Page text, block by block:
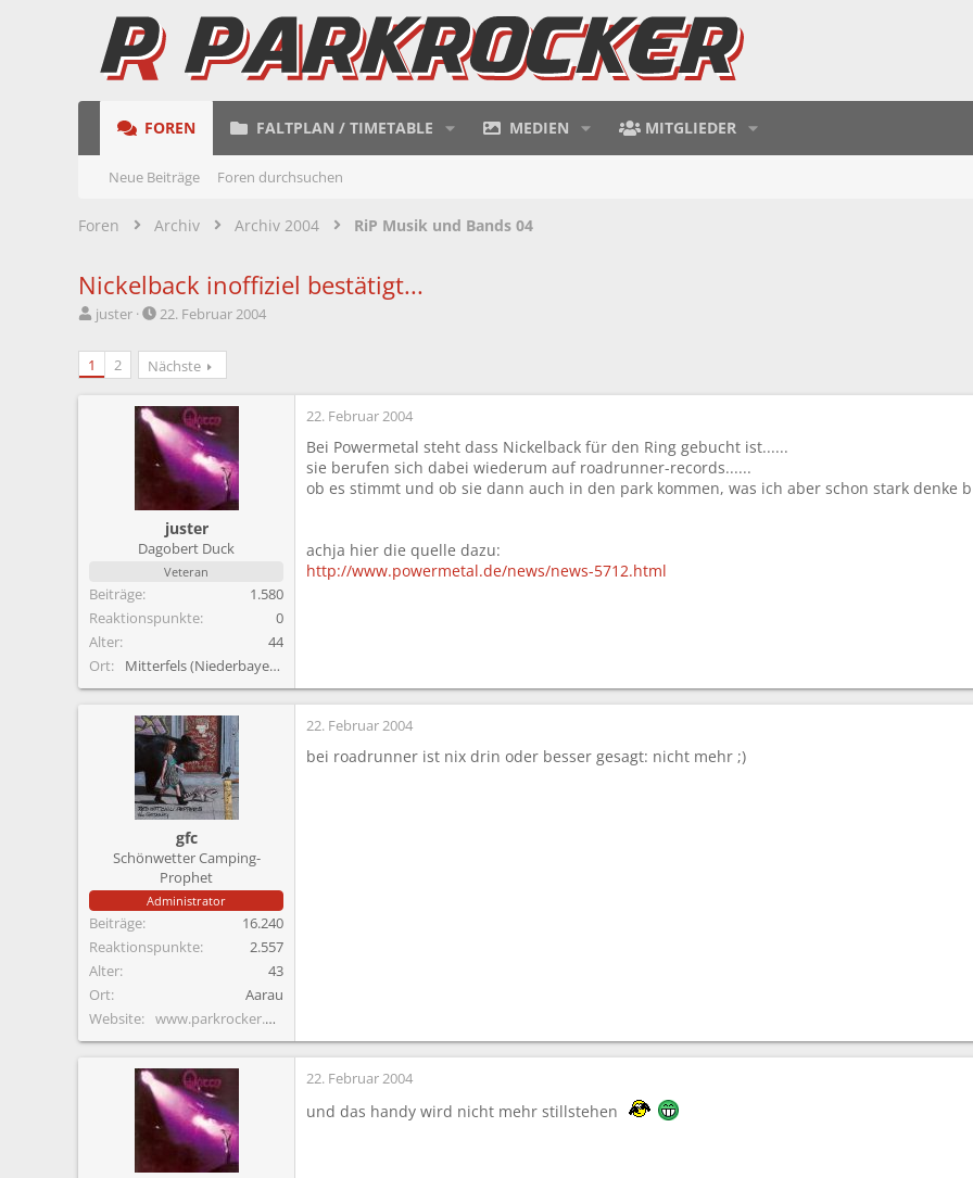
FOREN FALTPLAN / TIMETABLE MEDIEN MITGLIEDER
Neue Beiträge Foren durchsuchen
Foren Archiv Archiv 2004 RiP Musik und Bands 04
Nickelback inoffiziel bestätigt...
E
s
juster
E
s
t
l
t
a
22. Februar 2004
1 2 Nächste
juster
Dagobert Duck
Veteran
Beiträge
1.580
Reaktionspunkte
0
Alter
44
Ort
Mitterfels (Niederbayern)
22. Februar 2004
Bei Powermetal steht dass Nickelback für den Ring gebucht ist......
sie berufen sich dabei wiederum auf roadrunner-records......
ob es stimmt und ob sie dann auch in den park kommen, was ich aber schon stark denke
achja hier die quelle dazu:
http://www.powermetal.de/news/news-5712.html
gfc
Schönwetter Camping-
Prophet
Administrator
Beiträge
16.240
Reaktionspunkte
2.557
Alter
43
Ort
Aarau
Website
www.parkrocker.net
22. Februar 2004
bei roadrunner ist nix drin oder besser gesagt: nicht mehr ;)
22. Februar 2004
und das handy wird nicht mehr stillstehen